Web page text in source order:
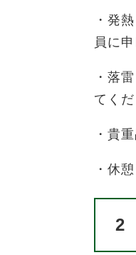
・発
員に
・落
てくだ
・貴
・休
2